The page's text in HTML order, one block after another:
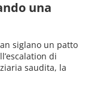
una
siglano un patto
di
saudita, la